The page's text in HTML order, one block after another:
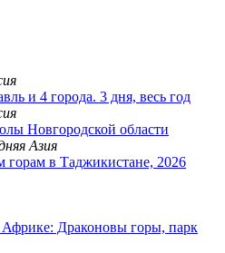
и 4 города. 3 дня, весь год
Новгородской области
Азия
в Таджикистане, 2026
Драконовы горы, парк